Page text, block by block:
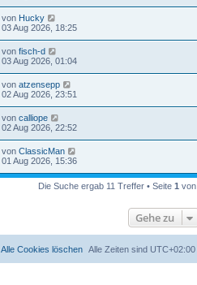
von Hucky
03 Aug 2026, 18:25
von fisch-d
03 Aug 2026, 01:04
von atzensepp
02 Aug 2026, 23:51
von calliope
02 Aug 2026, 22:52
von ClassicMan
01 Aug 2026, 15:36
Die Suche ergab 11 Treffer • Seite 1 von
Gehe zu
Alle Zeiten sind UTC+02:00
Alle Cookies löschen